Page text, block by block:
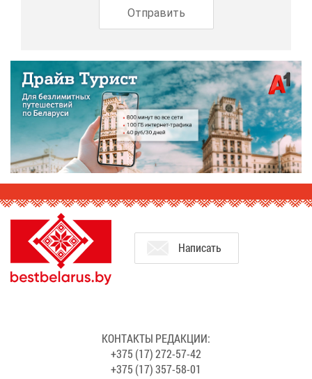
На­пи­сать
КОН­ТАК­ТЫ РЕ­ДАК­ЦИИ:
+375 (17) 272-57-42
+375 (17) 357-58-01